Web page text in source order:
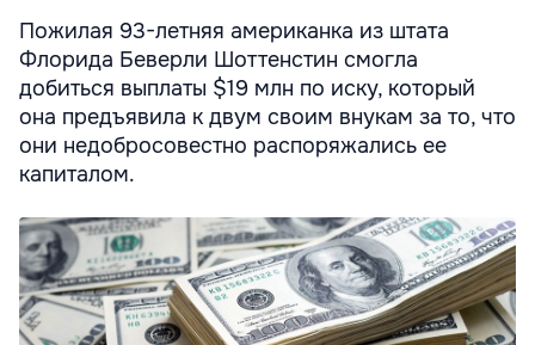
Пожилая 93-летняя американка из штата
Флорида Беверли Шоттенстин смогла
добиться выплаты $19 млн по иску, который
она предъявила к двум своим внукам за то, что
они недобросовестно распоряжались ее
капиталом.